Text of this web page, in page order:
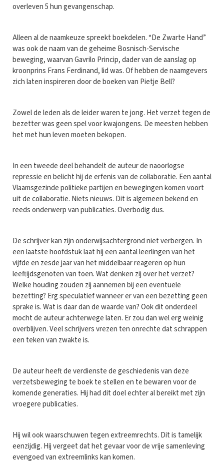
overleven 5 hun gevangenschap.
Alleen al de naamkeuze spreekt boekdelen. “De Zwarte Hand”
was ook de naam van de geheime Bosnisch-Servische
beweging, waarvan Gavrilo Princip, dader van de aanslag op
kroonprins Frans Ferdinand, lid was. Of hebben de naamgevers
zich laten inspireren door de boeken van Pietje Bell?
Zowel de leden als de leider waren te jong. Het verzet tegen de
bezetter was geen spel voor kwajongens. De meesten hebben
het met hun leven moeten bekopen.
In een tweede deel behandelt de auteur de naoorlogse
repressie en belicht hij de erfenis van de collaboratie. Een aantal
Vlaamsgezinde politieke partijen en bewegingen komen voort
uit de collaboratie. Niets nieuws. Dit is algemeen bekend en
reeds onderwerp van publicaties. Overbodig dus.
De schrijver kan zijn onderwijsachtergrond niet verbergen. In
een laatste hoofdstuk laat hij een aantal leerlingen van het
vijfde en zesde jaar van het middelbaar reageren op hun
leeftijdsgenoten van toen. Wat denken zij over het verzet?
Welke houding zouden zij aannemen bij een eventuele
bezetting? Erg speculatief wanneer er van een bezetting geen
sprake is. Wat is daar dan de waarde van? Ook dit onderdeel
mocht de auteur achterwege laten. Er zou dan wel erg weinig
overblijven. Veel schrijvers vrezen ten onrechte dat schrappen
een teken van zwakte is.
De auteur heeft de verdienste de geschiedenis van deze
verzetsbeweging te boek te stellen en te bewaren voor de
komende generaties. Hij had dit doel echter al bereikt met zijn
vroegere publicaties.
Hij wil ook waarschuwen tegen extreemrechts. Dit is tamelijk
eenzijdig. Hij vergeet dat het gevaar voor de vrije samenleving
evengoed van extreemlinks kan komen.